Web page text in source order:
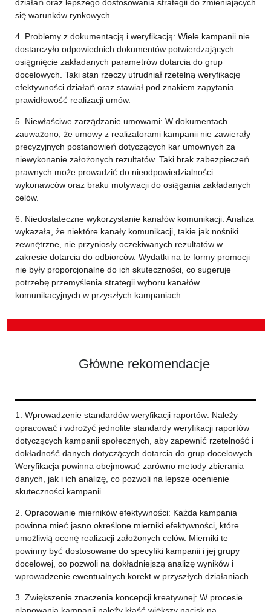
działań oraz lepszego dostosowania strategii do zmieniających
się warunków rynkowych.
4. Problemy z dokumentacją i weryfikacją: Wiele kampanii nie
dostarczyło odpowiednich dokumentów potwierdzających
osiągnięcie zakładanych parametrów dotarcia do grup
docelowych. Taki stan rzeczy utrudniał rzetelną weryfikację
efektywności działań oraz stawiał pod znakiem zapytania
prawidłowość realizacji umów.
5. Niewłaściwe zarządzanie umowami: W dokumentach
zauważono, że umowy z realizatorami kampanii nie zawierały
precyzyjnych postanowień dotyczących kar umownych za
niewykonanie założonych rezultatów. Taki brak zabezpieczeń
prawnych może prowadzić do nieodpowiedzialności
wykonawców oraz braku motywacji do osiągania zakładanych
celów.
6. Niedostateczne wykorzystanie kanałów komunikacji: Analiza
wykazała, że niektóre kanały komunikacji, takie jak nośniki
zewnętrzne, nie przyniosły oczekiwanych rezultatów w
zakresie dotarcia do odbiorców. Wydatki na te formy promocji
nie były proporcjonalne do ich skuteczności, co sugeruje
potrzebę przemyślenia strategii wyboru kanałów
komunikacyjnych w przyszłych kampaniach.
Główne rekomendacje
1. Wprowadzenie standardów weryfikacji raportów: Należy
opracować i wdrożyć jednolite standardy weryfikacji raportów
dotyczących kampanii społecznych, aby zapewnić rzetelność i
dokładność danych dotyczących dotarcia do grup docelowych.
Weryfikacja powinna obejmować zarówno metody zbierania
danych, jak i ich analizę, co pozwoli na lepsze ocenienie
skuteczności kampanii.
2. Opracowanie mierników efektywności: Każda kampania
powinna mieć jasno określone mierniki efektywności, które
umożliwią ocenę realizacji założonych celów. Mierniki te
powinny być dostosowane do specyfiki kampanii i jej grupy
docelowej, co pozwoli na dokładniejszą analizę wyników i
wprowadzenie ewentualnych korekt w przyszłych działaniach.
3. Zwiększenie znaczenia koncepcji kreatywnej: W procesie